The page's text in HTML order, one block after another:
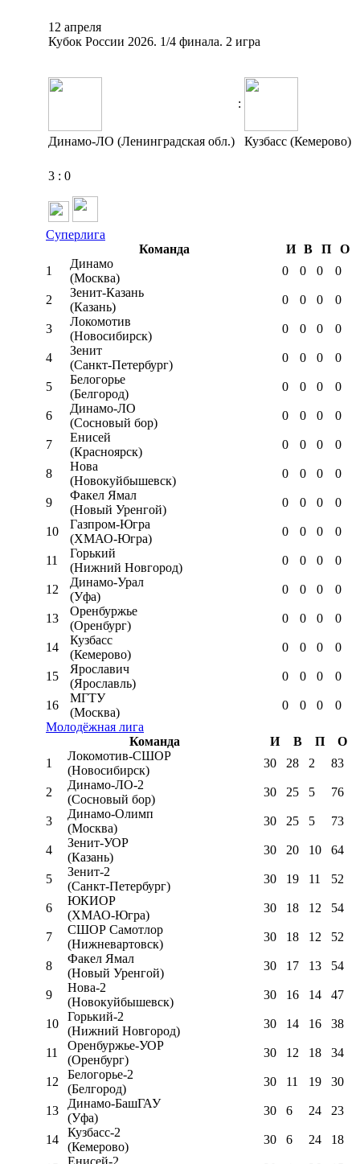
12 апреля
Кубок России 2026. 1/4 финала. 2 игра
:
Динамо-ЛО (Ленинградская обл.) Кузбасс (Кемерово)
3 : 0
Суперлига
Команда
И В П
О
1
Динамо
(Москва)
0 0 0 0
2
Зенит-Казань
(Казань)
0 0 0 0
3
Локомотив
(Новосибирск)
0 0 0 0
4
Зенит
(Санкт-Петербург)
0 0 0 0
5
Белогорье
(Белгород)
0 0 0 0
6
Динамо-ЛО
(Сосновый бор)
0 0 0 0
7
Енисей
(Красноярск)
0 0 0 0
8
Нова
(Новокуйбышевск)
0 0 0 0
9
Факел Ямал
(Новый Уренгой)
0 0 0 0
10
Газпром-Югра
(ХМАО-Югра)
0 0 0 0
11
Горький
(Нижний Новгород)
0 0 0 0
12
Динамо-Урал
(Уфа)
0 0 0 0
13
Оренбуржье
(Оренбург)
0 0 0 0
14
Кузбасс
(Кемерово)
0 0 0 0
15
Ярославич
(Ярославль)
0 0 0 0
16
МГТУ
(Москва)
0 0 0
0
Молодёжная лига
Команда
И В П
О
1
Локомотив-CШОР
(Новосибирск)
30 28 2 83
2
Динамо-ЛО-2
(Сосновый бор)
30 25 5 76
3
Динамо-Олимп
(Москва)
30 25 5 73
4
Зенит-УОР
(Казань)
30 20 10 64
5
Зенит-2
(Санкт-Петербург)
30 19 11 52
6
ЮКИОР
(ХМАО-Югра)
30 18 12 54
7
СШОР Самотлор
(Нижневартовск)
30 18 12 52
8
Факел Ямал
(Новый Уренгой)
30 17 13 54
9
Нова-2
(Новокуйбышевск)
30 16 14 47
10
Горький-2
(Нижний Новгород)
30 14 16 38
11
Оренбуржье-УОР
(Оренбург)
30 12 18 34
12
Белогорье-2
(Белгород)
30 11 19 30
13
Динамо-БашГАУ
(Уфа)
30 6 24 23
14
Кузбасс-2
(Кемерово)
30 6 24 18
Енисей-2